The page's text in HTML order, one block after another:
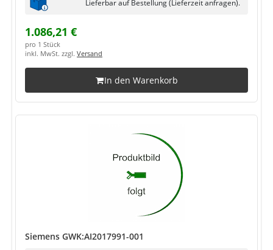
Lieferbar auf Bestellung (Lieferzeit anfragen).
1.086,21 €
pro 1 Stück
inkl. MwSt. zzgl. Versand
In den Warenkorb
Siemens GWK:AI2017991-001